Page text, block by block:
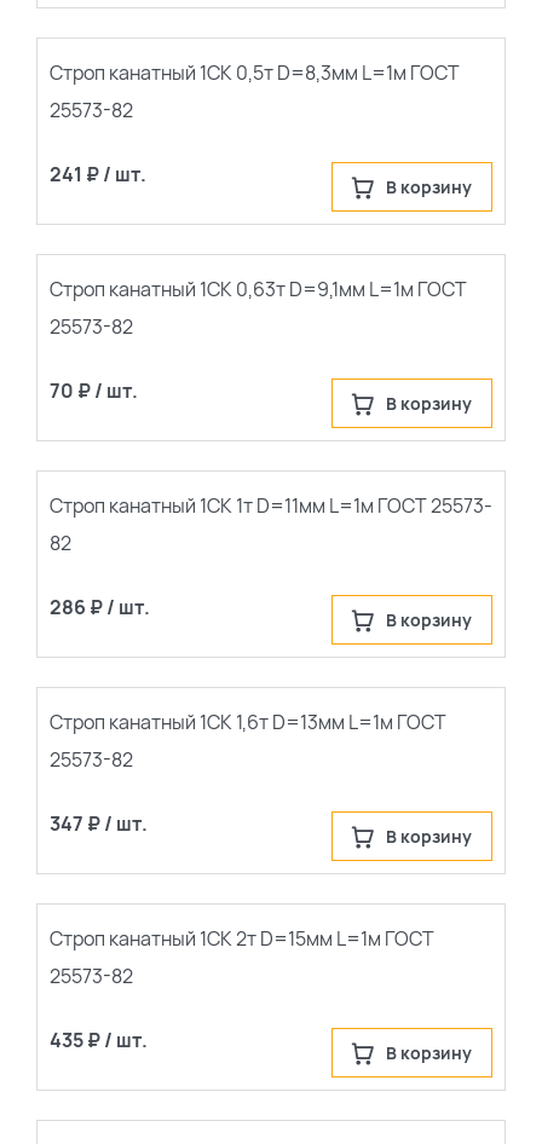
Строп канатный 1СК 0,5т D=8,3мм L=1м ГОСТ
25573-82
241 ₽ / шт. В корзину
Строп канатный 1СК 0,63т D=9,1мм L=1м ГОСТ
25573-82
70 ₽ / шт. В корзину
Строп канатный 1СК 1т D=11мм L=1м ГОСТ 25573-
82
286 ₽ / шт. В корзину
Строп канатный 1СК 1,6т D=13мм L=1м ГОСТ
25573-82
347 ₽ / шт. В корзину
Строп канатный 1СК 2т D=15мм L=1м ГОСТ
25573-82
435 ₽ / шт. В корзину